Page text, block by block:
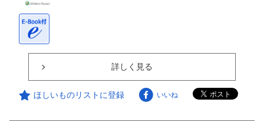
詳しく見る
ほしいものリストに登録 いいね